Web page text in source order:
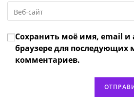
чтобы
прокомментировать
адрес,
чтобы
URL
веб-
сайта
(необязательно)
Сохранить моё имя, email и
браузере для последующих
комментариев.